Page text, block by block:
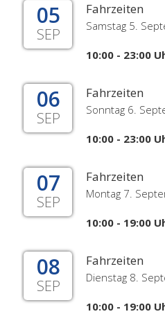
05
SEP
Fahrzeiten
Samstag 5.
10:00 - 23:00
06
SEP
Fahrzeiten
Sonntag 6.
10:00 - 23:00
07
SEP
Fahrzeiten
Montag 7.
10:00 - 19:00
08
SEP
Fahrzeiten
Dienstag 8.
10:00 - 19:00